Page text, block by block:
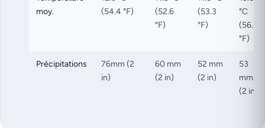
moy.
(54.4 °F)
(52.6
°F)
(53.3
°F)
°C
(56.4
°F)
Précipitations
76mm (2
in)
60 mm
(2 in)
52 mm
(2 in)
53
mm
(2 in)